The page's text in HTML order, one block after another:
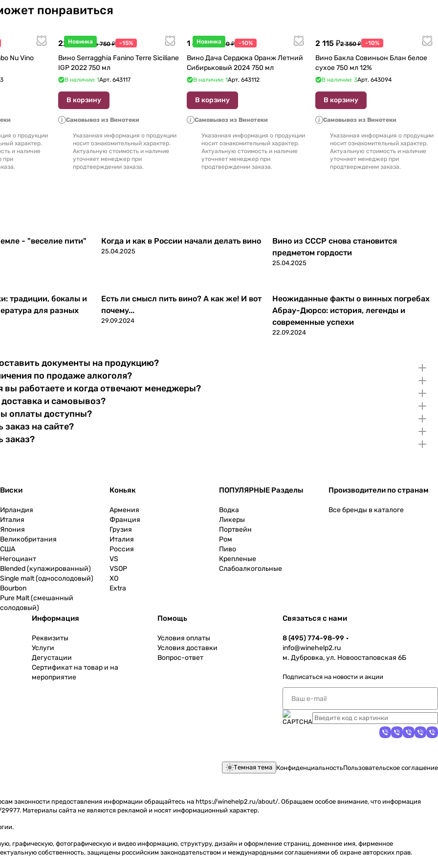
понравиться
Nu Vino
о продукции
характер.
и наличие
при
Новинка
22 738 ₽26 750 ₽ -15%
Вино Serragghia Fanino Terre Siciliane
IGP 2022 750 мл
В наличии: 1Арт. 643117
В корзину
Самовывоз из Винотеки
Указанная информация о продукции
носит ознакомительный характер.
Актуальную стоимость и наличие
уточняет менеджер при
продтверждении заказа.
Новинка
1 440 ₽1 600 ₽ -10%
Вино Дача Сердюка Оранж Летний
Сибирьковый 2024 750 мл
В наличии: 1Арт. 643112
В корзину
Самовывоз из Винотеки
Указанная информация о продукции
носит ознакомительный характер.
Актуальную стоимость и наличие
уточняет менеджер при
продтверждении заказа.
2 115 ₽2 350 ₽ -10%
Вино Бакла Совиньон Блан белое
сухое 750 мл 12%
В наличии: 3Арт. 643094
В корзину
Самовывоз из Винотеки
Указанная информация о продукции
носит ознакомительный характер.
Актуальную стоимость и наличие
уточняет менеджер при
продтверждении заказа.
- "веселие пити" Когда и как в России начали делать вино
25.04.2025
Вино из СССР снова становится
предметом гордости
25.04.2025
традиции, бокалы и
для разных
Есть ли смысл пить вино? А как же! И вот
почему...
29.09.2024
Неожиданные факты о винных погребах
Абрау-Дюрсо: история, легенды и
современные успехи
22.09.2024
документы на продукцию?
по продаже алкоголя?
вы работаете и когда отвечают менеджеры?
доставка и самовывоз?
оплаты доступны?
на сайте?
заказ?
Виски
Ирландия
Италия
Япония
Великобритания
США
Негоциант
Blended (купажированный)
Single malt (односолодовый)
Bourbon
Pure Malt (смешанный
солодовый)
Коньяк
Армения
Франция
Грузия
Италия
Россия
VS
VSOP
XO
Extra
ПОПУЛЯРНЫЕ Разделы
Водка
Ликеры
Портвейн
Ром
Пиво
Крепленые
Слабоалкогольные
Производители по странам
Все бренды в каталоге
Информация
Реквизиты
Услуги
Дегустации
Сертификат на товар и на
мероприятие
Помощь
Условия оплаты
Условия доставки
Вопрос-ответ
Связаться с нами
8 (495) 774-98-99
info@winehelp2.ru
м. Дубровка, ул. Новоостаповская 6Б
Подписаться на новости и акции
Темная тема КонфиденциальностьПользовательское соглашение
законности предоставления информации обращайтесь на https://winehelp2.ru/about/. Обращаем особое внимание, что информация
Материалы сайта не являются рекламой и носят информационный характер.
.
графическую, фотографическую и видео информацию, структуру, дизайн и оформление страниц, доменное имя, фирменное
собственность, защищены российским законодательством и международными соглашениями об охране авторских прав.